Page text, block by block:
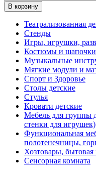
В корзину
Театрализованная
Стенды
Игры, игрушки,
Костюмы и шапочки
Музыкальные
Мягкие модули и
Спорт и Здоровье
Столы детские
Стулья
Кровати детские
Мебель для группы
стенки для игрушек)
Функциональная
полотенечницы,
Хозтовары,
Сенсорная комната